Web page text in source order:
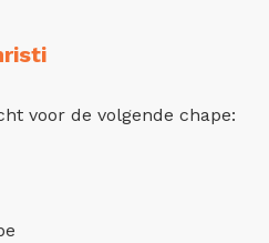
voor de volgende chape: